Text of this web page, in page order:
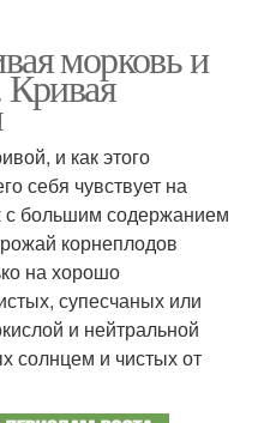
морковь и
Кривая
и как этого
себя чувствует на
с большим содержанием
корнеплодов
на хорошо
супесчаных или
и нейтральной
солнцем и чистых от